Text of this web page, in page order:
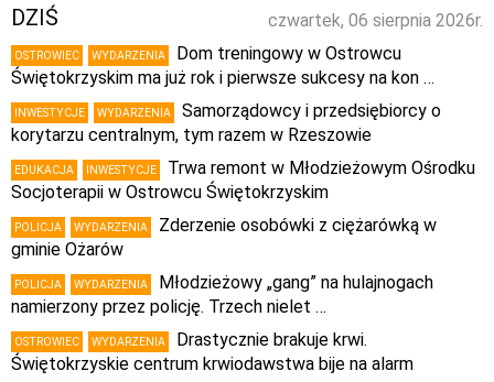
czwartek, 06 sierpnia 2026r.
DZIŚ
OSTROWIEC WYDARZENIA
Dom treningowy w Ostrowcu
Świętokrzyskim ma już rok i pierwsze sukcesy na kon …
INWESTYCJE WYDARZENIA
Samorządowcy i przedsiębiorcy o
korytarzu centralnym, tym razem w Rzeszowie
EDUKACJA INWESTYCJE
Trwa remont w Młodzieżowym Ośrodku
Socjoterapii w Ostrowcu Świętokrzyskim
POLICJA WYDARZENIA
Zderzenie osobówki z ciężarówką w
gminie Ożarów
POLICJA WYDARZENIA
Młodzieżowy „gang” na hulajnogach
namierzony przez policję. Trzech nielet …
OSTROWIEC WYDARZENIA
Drastycznie brakuje krwi.
Świętokrzyskie centrum krwiodawstwa bije na alarm